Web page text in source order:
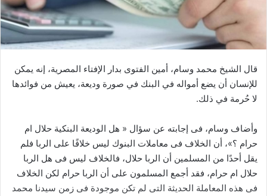
قال الشيخ محمد وسام، أمين الفتوى بدار الإفتاء المصرية، إنه يمكن
للإنسان أن يضع أمواله في البنك في صورة وديعة، يعيش من فوائدها
لا حُرمة في ذلك.
وأضاف وسام، فى إجابته عن سؤال « هل الوديعة البنكية حلال ام
حرام ؟»، أن الخلاف فى معاملات البنوك ليس خلافًا على الربا فلم
يقل أحدًا من المسلمين أن الربا حلال، فالخلاف ليس فى هل الربا
حلال ام حرام، فقد أجمع المسلمون على أن الربا حرام لكن الخلاف
فى هذه المعاملة الحديثة التى لم تكن موجودة فى زمن سيدنا محمد